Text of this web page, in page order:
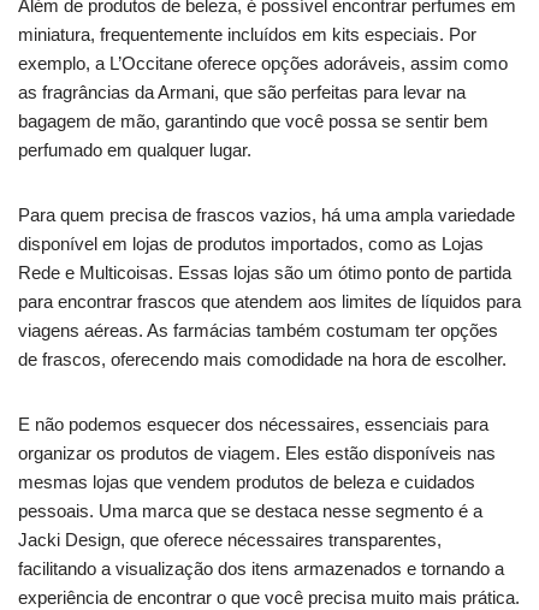
Além de produtos de beleza, é possível encontrar perfumes em
miniatura, frequentemente incluídos em kits especiais. Por
exemplo, a L’Occitane oferece opções adoráveis, assim como
as fragrâncias da Armani, que são perfeitas para levar na
bagagem de mão, garantindo que você possa se sentir bem
perfumado em qualquer lugar.
Para quem precisa de frascos vazios, há uma ampla variedade
disponível em lojas de produtos importados, como as Lojas
Rede e Multicoisas. Essas lojas são um ótimo ponto de partida
para encontrar frascos que atendem aos limites de líquidos para
viagens aéreas. As farmácias também costumam ter opções
de frascos, oferecendo mais comodidade na hora de escolher.
E não podemos esquecer dos nécessaires, essenciais para
organizar os produtos de viagem. Eles estão disponíveis nas
mesmas lojas que vendem produtos de beleza e cuidados
pessoais. Uma marca que se destaca nesse segmento é a
Jacki Design, que oferece nécessaires transparentes,
facilitando a visualização dos itens armazenados e tornando a
experiência de encontrar o que você precisa muito mais prática.